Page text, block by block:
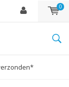
0